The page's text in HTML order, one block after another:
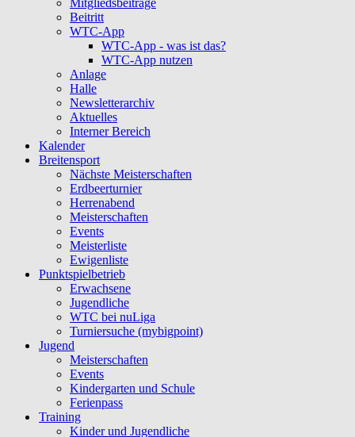
Mitgliedsbeiträge
Beitritt
WTC-App
WTC-App - was ist das?
WTC-App nutzen
Anlage
Halle
Newsletterarchiv
Aktuelles
Interner Bereich
Kalender
Breitensport
Nächste Meisterschaften
Erdbeerturnier
Herrenabend
Meisterschaften
Events
Meisterliste
Ewigenliste
Punktspielbetrieb
Erwachsene
Jugendliche
WTC bei nuLiga
Turniersuche (mybigpoint)
Jugend
Meisterschaften
Events
Kindergarten und Schule
Ferienpass
Training
Kinder und Jugendliche